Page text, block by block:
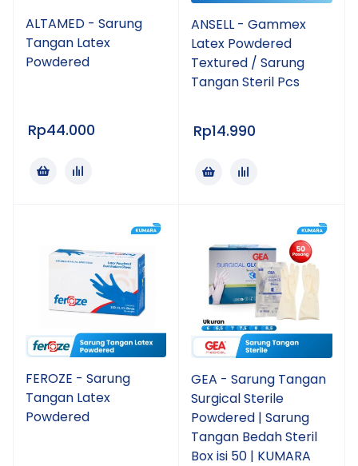
ALTAMED - Sarung
Tangan Latex
Powdered
Rp44.000
ANSELL - Gammex
Latex Powdered
Textured / Sarung
Tangan Steril Pcs
Rp14.990
FEROZE - Sarung
Tangan Latex
Powdered
GEA - Sarung Tangan
Surgical Sterile
Powdered | Sarung
Tangan Bedah Steril
Box isi 50 | KUMARA